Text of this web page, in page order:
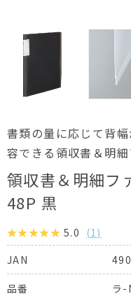
書類の量に応じて背
容できる領収書＆明
領収書＆明細フ
48P 黒
5.0 (1 )
JAN
品番 ラ-